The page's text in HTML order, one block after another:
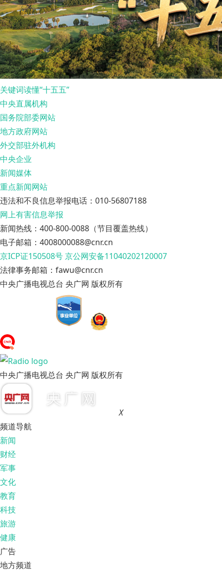
关键词读懂“十五五”
中央直属机构
国务院部委网站
地方政府网站
外交部驻外机构
中央企业
新闻媒体
重点新闻网站
违法和不良信息举报电话：010-56807188
网上有害信息举报
新闻热线：400-800-0088（节目覆盖热线）
电子邮箱：4008000088@cnr.cn
京ICP证150508号京公网安备11040202120007
法律事务邮箱：fawu@cnr.cn
中央广播电视总台 央广网 版权所有
中央广播电视总台 央广网 版权所有
X
频道导航
新闻
财经
军事
文化
教育
科技
旅游
健康
广告
地方频道